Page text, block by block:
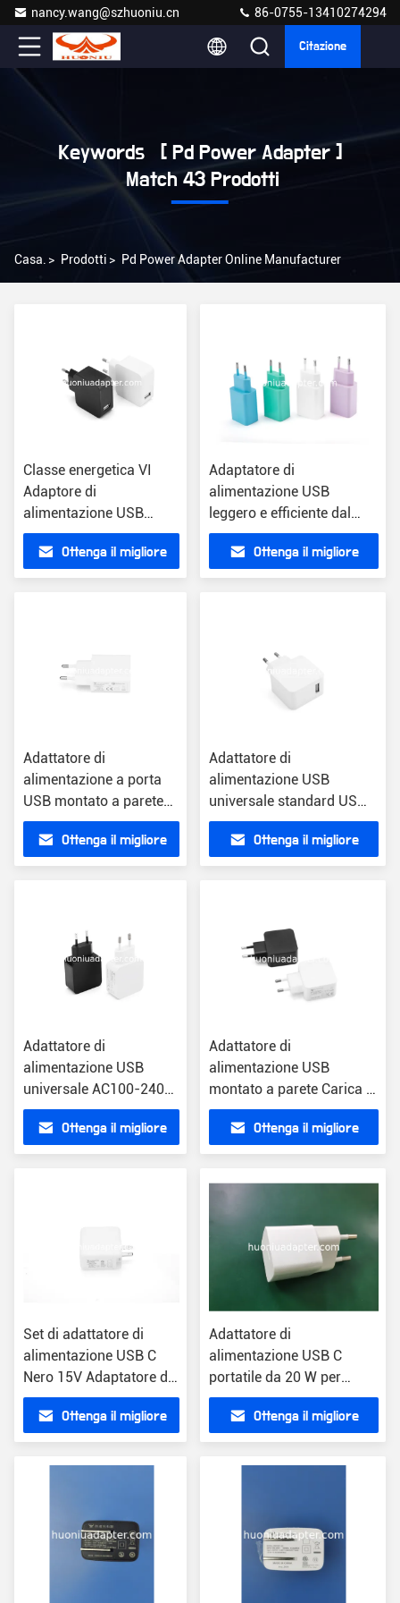
nancy.wang@szhuoniu.cn 86-0755-13410274294
Citazione
Keywords [ Pd Power Adapter ]
Match 43 Prodotti
Casa. > Prodotti > Pd Power Adapter Online Manufacturer
Classe energetica VI
Adaptore di
alimentazione USB
universale AC100-240V
Input Adaptore leggero
da 90 g
Ottenga il migliore
Adaptatore di
alimentazione USB
leggero e efficiente dal
punto di vista energetico
Concepimento compatto
per uso globale - 90g
Ottenga il migliore
Adattatore di
alimentazione a porta
USB montato a parete
Classe energetica VI EU
SAA CCCOttenga il migliore
Adattatore di
alimentazione USB
universale standard US
SAA CCC plug Shezhen
Hong Kong Port
Ottenga il migliore
Adattatore di
alimentazione USB
universale AC100-240V
Peso leggero mercato
europeo caricabatterie
classe energetica VI
Ottenga il migliore
Adattatore di
alimentazione USB
montato a parete Carica di
corrente costante EU SAA
CCC
Ottenga il migliore
Set di adattatore di
alimentazione USB C
Nero 15V Adaptatore di
alimentazione PD per
dispositivi abilitati a PD
Ottenga il migliore
Adattatore di
alimentazione USB C
portatile da 20 W per
dispositivi abilitati a PD
Voltaggio di ingresso 100-
240V
Ottenga il migliore